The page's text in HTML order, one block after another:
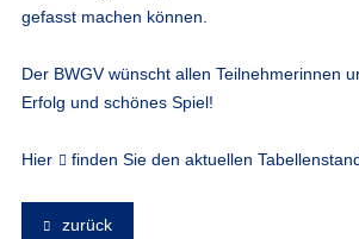
gefasst machen können.
Der BWGV wünscht allen Teilnehmerinnen
Erfolg und schönes Spiel!
Hier finden Sie den aktuellen
zurück